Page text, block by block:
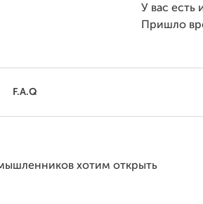
У вас есть
Пришло
F.A.Q
хотим открыть